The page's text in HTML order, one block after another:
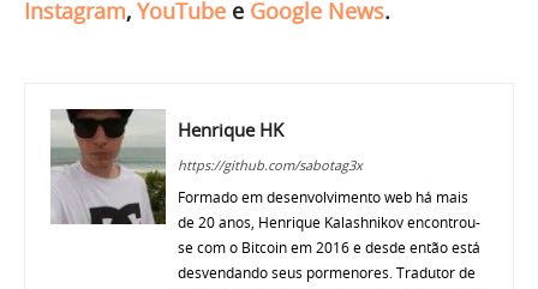
Instagram, YouTube e Google News.
Henrique HK
https://github.com/sabotag3x
Formado em desenvolvimento web há mais
de 20 anos, Henrique Kalashnikov encontrou-
se com o Bitcoin em 2016 e desde então está
desvendando seus pormenores. Tradutor de